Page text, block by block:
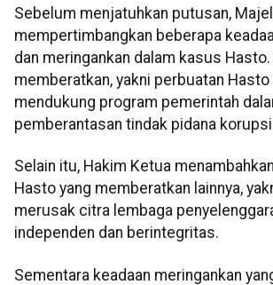
Sebelum menjatuhkan putusan,
mempertimbangkan beberapa
dan meringankan dalam kasus Hasto.
memberatkan, yakni perbuatan
mendukung program pemerintah
pemberantasan tindak pidana
Selain itu, Hakim Ketua
Hasto yang memberatkan lainnya,
merusak citra lembaga
independen dan berintegritas.
Sementara keadaan meringankan